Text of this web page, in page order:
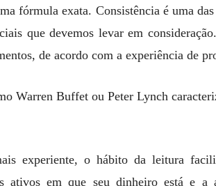
fórmula exata. Consistência é uma
que devemos levar em
de acordo com a experiência de
Warren Buffet ou Peter Lynch
experiente, o hábito da leitura
ativos em que seu dinheiro está e a